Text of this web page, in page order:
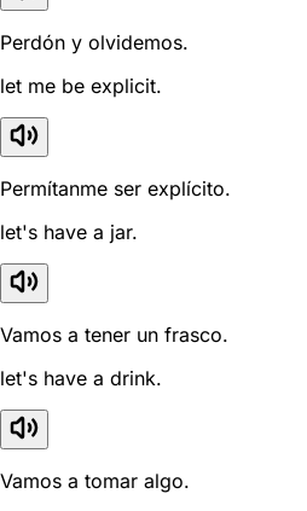
Perdón y olvidemos.
let me be explicit.
Permítanme ser explícito.
let's have a jar.
Vamos a tener un frasco.
let's have a drink.
Vamos a tomar algo.